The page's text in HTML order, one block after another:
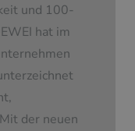
und 100-
hat im
der neuen